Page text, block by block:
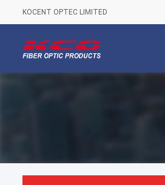
KOCENT OPTEC LIMITED